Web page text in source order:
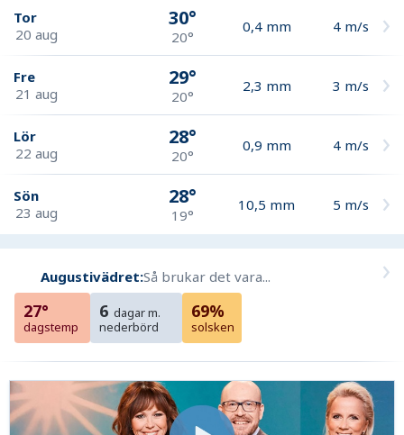
Tor
20 aug
30°
20°
0,4 mm 4 m/s
Fre
21 aug
29°
20°
2,3 mm 3 m/s
Lör
22 aug
28°
20°
0,9 mm 4 m/s
Sön
23 aug
28°
19°
10,5 mm 5 m/s
Augustivädret:Så brukar det vara...
27°
dagstemp
6 dagar m.
nederbörd
69%
solsken